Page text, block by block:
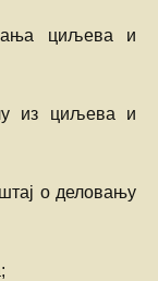
циљева и
из циљева и
о деловању